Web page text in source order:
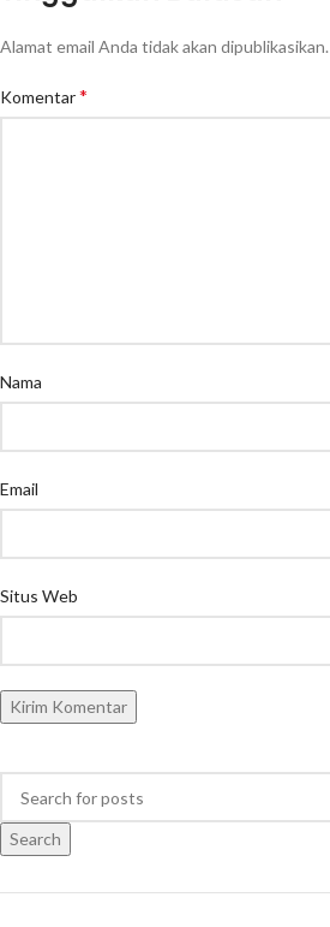
Alamat email Anda tidak akan dipublikasikan.
Komentar*
Nama
Email
Situs Web
Search